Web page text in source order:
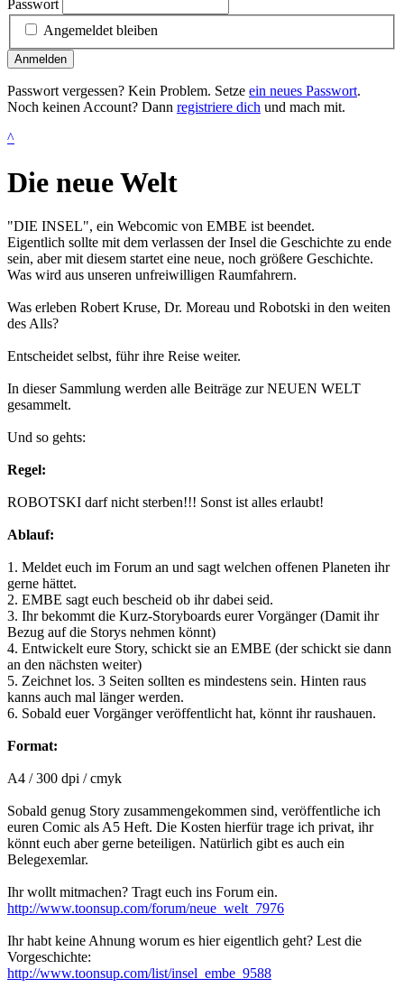
Passwort
Angemeldet bleiben
Anmelden
Passwort vergessen? Kein Problem. Setze ein neues Passwort.
Noch keinen Account? Dann registriere dich und mach mit.
^
Die neue Welt
"DIE INSEL", ein Webcomic von EMBE ist beendet.
Eigentlich sollte mit dem verlassen der Insel die Geschichte zu ende
sein, aber mit diesem startet eine neue, noch größere Geschichte.
Was wird aus unseren unfreiwilligen Raumfahrern.
Was erleben Robert Kruse, Dr. Moreau und Robotski in den weiten
des Alls?
Entscheidet selbst, führ ihre Reise weiter.
In dieser Sammlung werden alle Beiträge zur NEUEN WELT
gesammelt.
Und so gehts:
Regel:
ROBOTSKI darf nicht sterben!!! Sonst ist alles erlaubt!
Ablauf:
1. Meldet euch im Forum an und sagt welchen offenen Planeten ihr
gerne hättet.
2. EMBE sagt euch bescheid ob ihr dabei seid.
3. Ihr bekommt die Kurz-Storyboards eurer Vorgänger (Damit ihr
Bezug auf die Storys nehmen könnt)
4. Entwickelt eure Story, schickt sie an EMBE (der schickt sie dann
an den nächsten weiter)
5. Zeichnet los. 3 Seiten sollten es mindestens sein. Hinten raus
kanns auch mal länger werden.
6. Sobald euer Vorgänger veröffentlicht hat, könnt ihr raushauen.
Format:
A4 / 300 dpi / cmyk
Sobald genug Story zusammengekommen sind, veröffentliche ich
euren Comic als A5 Heft. Die Kosten hierfür trage ich privat, ihr
könnt euch aber gerne beteiligen. Natürlich gibt es auch ein
Belegexemlar.
Ihr wollt mitmachen? Tragt euch ins Forum ein.
http://www.toonsup.com/forum/neue_welt_7976
Ihr habt keine Ahnung worum es hier eigentlich geht? Lest die
Vorgeschichte:
http://www.toonsup.com/list/insel_embe_9588